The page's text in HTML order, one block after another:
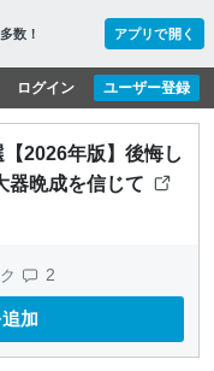
数！ アプリで開く
ユーザー登録
ログイン
2026年版】後悔し
器晩成を信じて
2
加